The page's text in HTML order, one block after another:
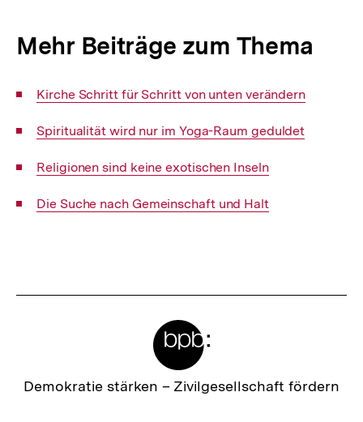
Mehr Beiträge zum Thema
Interner
Kirche Schritt für Schritt von unten verändern
Interner
Spiritualität wird nur im Yoga-Raum geduldet
Interner
Religionen sind keine exotischen Inseln
Interner
Die Suche nach Gemeinschaft und Halt
Zur
Demokratie stärken – Zivilgesellschaft fördern